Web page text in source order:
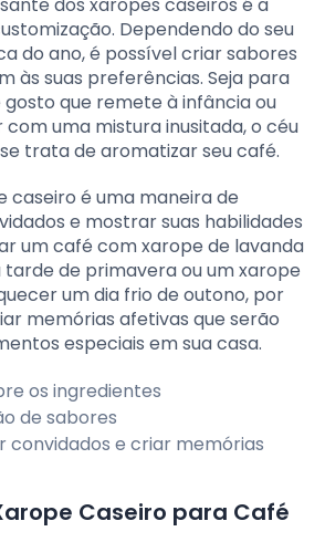
Dependendo do seu
do ano, é possível criar sabores
às suas preferências. Seja para
que remete à infância ou
uma mistura inusitada, o céu
trata de aromatizar seu café.
caseiro é uma maneira de
e mostrar suas habilidades
um café com xarope de lavanda
de primavera ou um xarope
um dia frio de outono, por
memórias afetivas que serão
especiais em sua casa.
os ingredientes
de sabores
convidados e criar memórias
Caseiro para Café